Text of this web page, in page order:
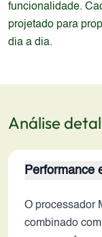
funcionalidade.
projetado para
dia a dia.
Análise
Performance
O processador
combinado